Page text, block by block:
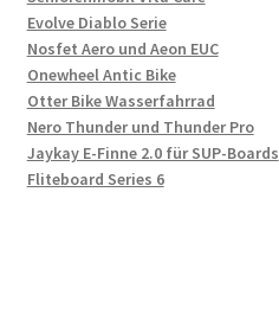
Evolve Diablo Serie
Nosfet Aero und Aeon EUC
Onewheel Antic Bike
Otter Bike Wasserfahrrad
Nero Thunder und Thunder Pro
Jaykay E-Finne 2.0 für SUP-Boards
Fliteboard Series 6